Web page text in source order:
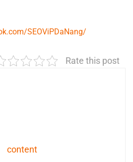
SEOViPDaNang/
Rate this post
content